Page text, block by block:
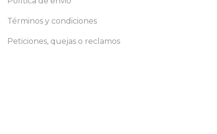
Términos y condiciones
Peticiones, quejas o reclamos